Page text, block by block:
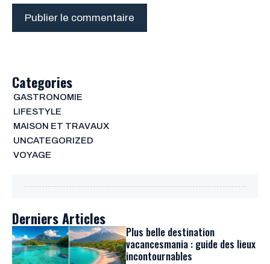
Categories
GASTRONOMIE
LIFESTYLE
MAISON ET TRAVAUX
UNCATEGORIZED
VOYAGE
Derniers Articles
Plus belle destination
vacancesmania : guide des lieux
incontournables